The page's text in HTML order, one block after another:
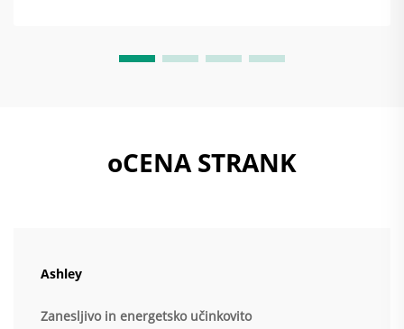
oCENA STRANK
Ashley
Zanesljivo in energetsko učinkovito